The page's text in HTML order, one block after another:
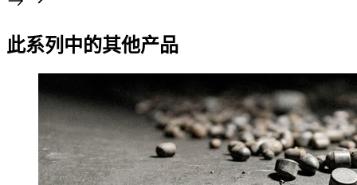
此系列中的其他产品